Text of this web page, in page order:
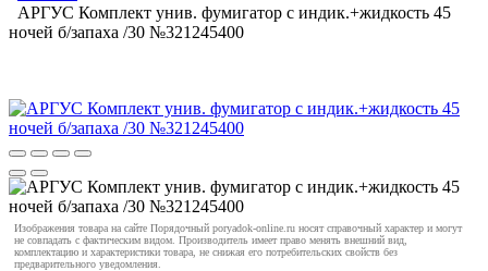
АРГУС Комплект унив. фумигатор с индик.+жидкость 45
ночей б/запаха /30 №321245400
Изображения товара на сайте Порядочный poryadok-online.ru носят справочный характер и могут
не совпадать с фактическим видом. Производитель имеет право менять внешний вид,
комплектацию и характеристики товара, не снижая его потребительских свойств без
предварительного уведомления.